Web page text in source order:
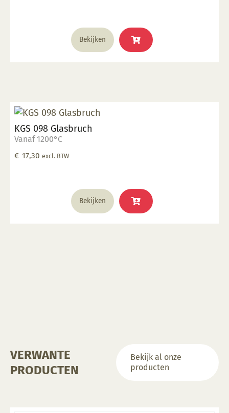
Bekijken
KGS 098 Glasbruch
Vanaf 1200°C
€ 17,30 excl. BTW
Bekijken
VERWANTE
PRODUCTEN
Bekijk al onze
producten